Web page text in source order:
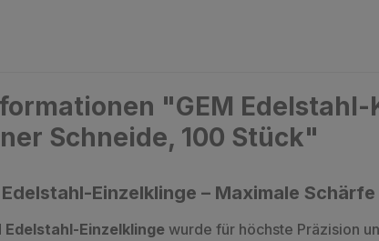
"GEM
Schneide, 100 Stück"
Edelstahl-Einzelklinge – Maximale
Edelstahl-Einzelklinge wurde für höchste Präzision